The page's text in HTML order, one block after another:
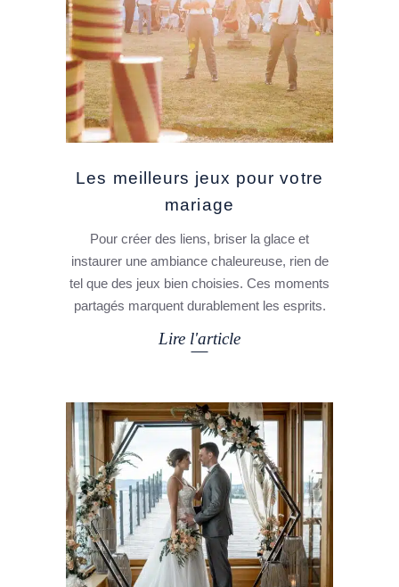
Les meilleurs jeux pour votre
mariage
Pour créer des liens, briser la glace et
instaurer une ambiance chaleureuse, rien de
tel que des jeux bien choisies. Ces moments
partagés marquent durablement les esprits.
Lire l'article